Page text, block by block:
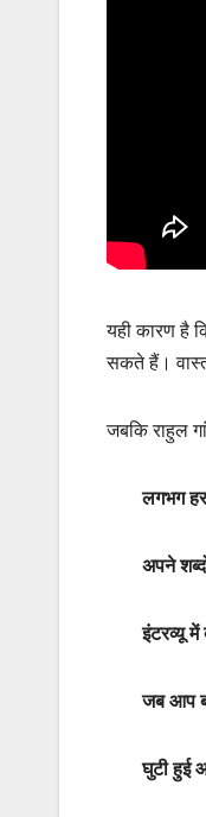
यही कारण है
सकते हैं।
जबकि राहुल
लगभग
अपने
इंटरव्यू
जब आप
घुटी हुई